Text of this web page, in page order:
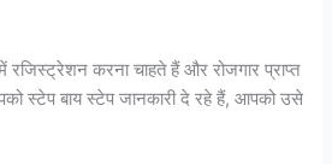
करना चाहते हैं और रोजगार प्राप्त
स्टेप बाय स्टेप जानकारी दे रहे हैं, आपको उसे